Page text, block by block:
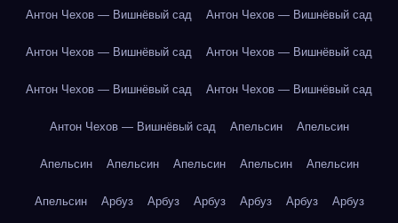
Антон Чехов — Вишнёвый сад Антон Чехов — Вишнёвый сад
Антон Чехов — Вишнёвый сад Антон Чехов — Вишнёвый сад
Антон Чехов — Вишнёвый сад Антон Чехов — Вишнёвый сад
Антон Чехов — Вишнёвый сад Апельсин Апельсин
Апельсин Апельсин Апельсин Апельсин Апельсин
Апельсин Арбуз Арбуз Арбуз Арбуз Арбуз Арбуз